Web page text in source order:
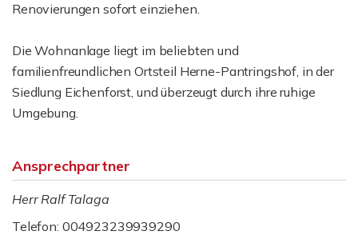
Renovierungen sofort einziehen.
Die Wohnanlage liegt im beliebten und
familienfreundlichen Ortsteil Herne-Pantringshof, in der
Siedlung Eichenforst, und überzeugt durch ihre ruhige
Umgebung.
Ansprechpartner
Herr Ralf Talaga
Telefon: 004923239939290